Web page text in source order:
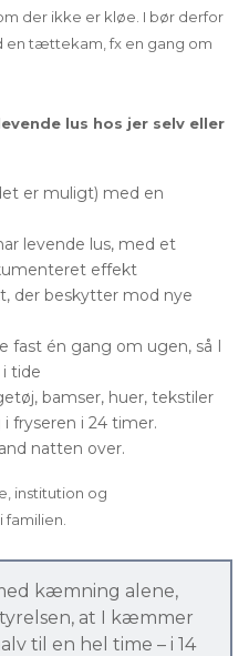
der ikke er kløe. I bør derfor
tættekam, fx en gang om
lus hos jer selv eller
er muligt) med en
levende lus, med et
effekt
der beskytter mod nye
én gang om ugen, så I
tide
bamser, huer, tekstiler
fryseren i 24 timer.
natten over.
institution og
kæmning alene,
at I kæmmer
til en hel time – i 14